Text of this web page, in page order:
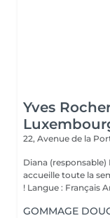
Yves
22, Avenue de la
Diana (responsable)
accueille toute la
! Langue : Français
GOMMAGE